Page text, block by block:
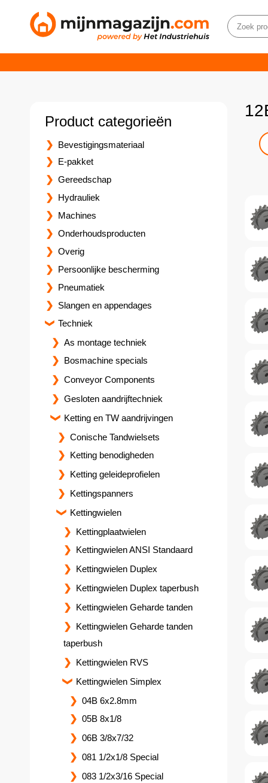
Product categorieën
Bevestigingsmateriaal
E-pakket
Gereedschap
Hydrauliek
Machines
Onderhoudsproducten
Overig
Persoonlijke bescherming
Pneumatiek
Slangen en appendages
Techniek
As montage techniek
Bosmachine specials
Conveyor Components
Gesloten aandrijftechniek
Ketting en TW aandrijvingen
Conische Tandwielsets
Ketting benodigheden
Ketting geleideprofielen
Kettingspanners
Kettingwielen
Kettingplaatwielen
Kettingwielen ANSI Standaard
Kettingwielen Duplex
Kettingwielen Duplex taperbush
Kettingwielen Geharde tanden
Kettingwielen Geharde tanden
taperbush
Kettingwielen RVS
Kettingwielen Simplex
04B 6x2.8mm
05B 8x1/8
06B 3/8x7/32
081 1/2x1/8 Special
083 1/2x3/16 Special